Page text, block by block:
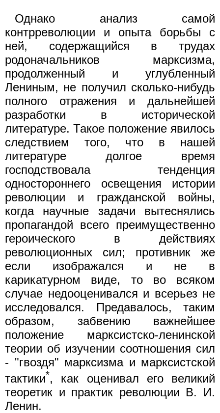
Однако анализ самой
контрреволюции и опыта борьбы с
ней, содержащийся в трудах
родоначальников марксизма,
продолженный и углубленный
Лениным, не получил сколько-нибудь
полного отражения и дальнейшей
разработки в исторической
литературе. Такое положение явилось
следствием того, что в нашей
литературе долгое время
господствовала тенденция
одностороннего освещения истории
революции и гражданской войны,
когда научные задачи вытеснялись
пропагандой всего преимущественно
героического в действиях
революционных сил; противник же
если изображался и не в
карикатурном виде, то во всяком
случае недооценивался и всерьез не
исследовался. Предавалось, таким
образом, забвению важнейшее
положение марксистско-ленинской
теории об изучении соотношения сил
- "гвоздя" марксизма и марксистской
тактики*, как оценивал его великий
теоретик и практик революции В. И.
Ленин.